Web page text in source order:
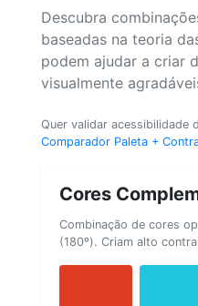
Descubra
baseadas na teoria
podem ajudar a criar
visualmente
Quer validar acessibilidade
Comparador Paleta +
Cores
Combinação de cores
(180º). Criam alto